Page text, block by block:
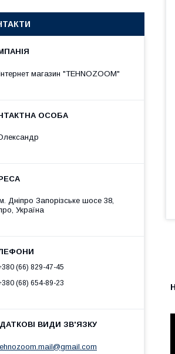
магазин "TEHNOZOOM"
Днiпро Запорізське шосе 38,
Україна
(66) 829-47-45
(68) 654-89-23